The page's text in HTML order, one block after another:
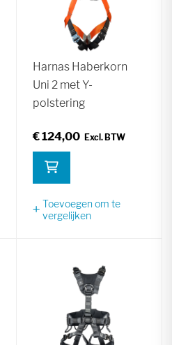
Harnas Haberkorn
Uni 2 met Y-
polstering
€ 124,00
Toevoegen om te
vergelijken